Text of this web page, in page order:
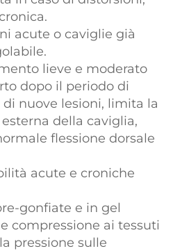
acute o caviglie già
lieve e moderato
dopo il periodo di
nuove lesioni, limita la
della caviglia,
flessione dorsale
acute e croniche
gonfiate e in gel
compressione ai tessuti
pressione sulle